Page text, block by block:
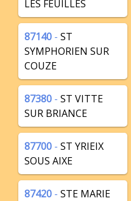
LES FEUILLES
87140 - ST
SYMPHORIEN SUR
COUZE
87380 - ST VITTE
SUR BRIANCE
87700 - ST YRIEIX
SOUS AIXE
87420 - STE MARIE